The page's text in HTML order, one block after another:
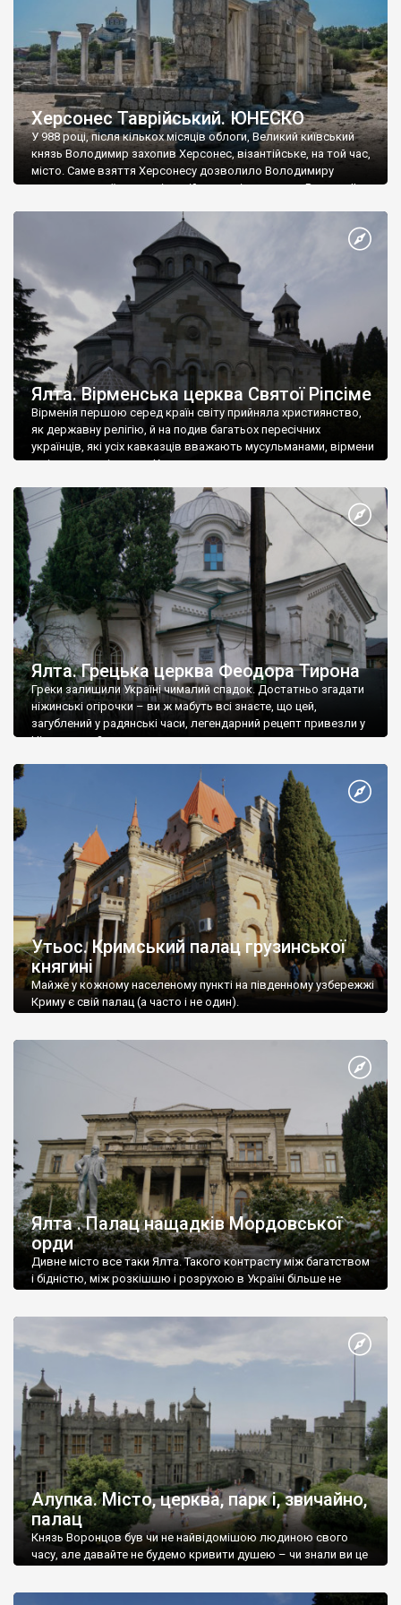
Херсонес Таврійський. ЮНЕСКО
У 988 році, після кількох місяців облоги, Великий київський
князь Володимир захопив Херсонес, візантійське, на той час,
місто. Саме взяття Херсонесу дозволило Володимиру
диктувати свої умови візантійському імператору Василю ІІ, та
Херсонесі Володимир-язичник, став Василем-християнином.
А потім було Хрещення Русі. На честь Херсонесу Таврійського
Ялта. Вірменська церква Святої Ріпсіме
Вірменія першою серед країн світу прийняла християнство,
як державну релігію, й на подив багатьох пересічних
українців, які усіх кавказців вважають мусульманами, вірмени
є відданими вірянами Христа
Ялта. Грецька церква Феодора Тирона
Греки залишили Україні чималий спадок. Достатньо згадати
ніжинські огірочки – ви ж мабуть всі знаєте, що цей,
загублений у радянські часи, легендарний рецепт привезли у
Ніжин греки?
Утьос. Кримський палац грузинської
княгині
Майже у кожному населеному пункті на південному узбережжі
Криму є свій палац (а часто і не один).
Ялта . Палац нащадків Мордовської
орди
Дивне місто все таки Ялта. Такого контрасту між багатством
і бідністю, між розкішшю і розрухою в Україні більше не
Алупка. Місто, церква, парк і, звичайно,
палац
Князь Воронцов був чи не найвідомішою людиною свого
часу, але давайте не будемо кривити душею – чи знали ви це